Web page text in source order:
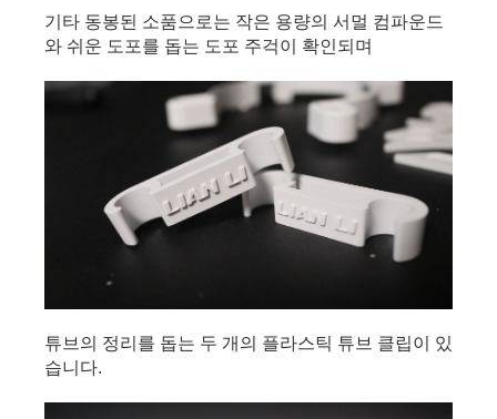
기타 동봉된 소품으로는 작은 용량의 서멀 컴파운드
와 쉬운 도포를 돕는 도포 주걱이 확인되며
튜브의 정리를 돕는 두 개의 플라스틱 튜브 클립이 있
습니다.